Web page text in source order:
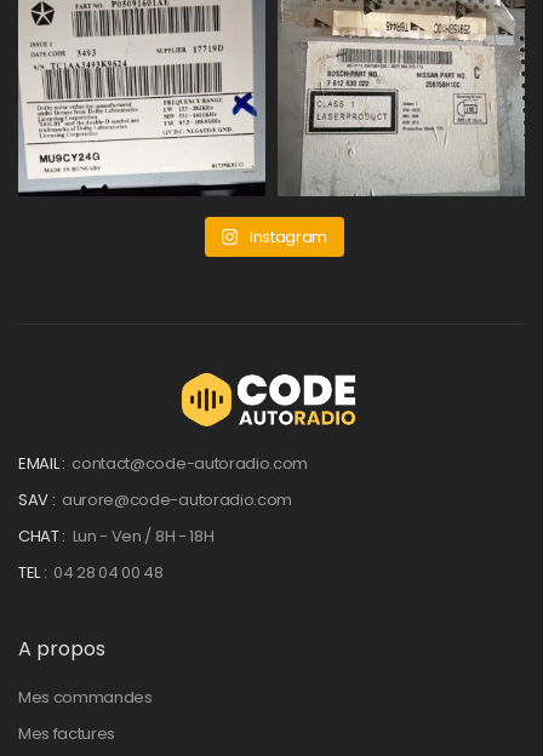
Instagram
EMAIL : contact@code-autoradio.com
SAV : aurore@code-autoradio.com
CHAT : Lun - Ven / 8H - 18H
TEL : 04 28 04 00 48
A propos
Mes commandes
Mes factures